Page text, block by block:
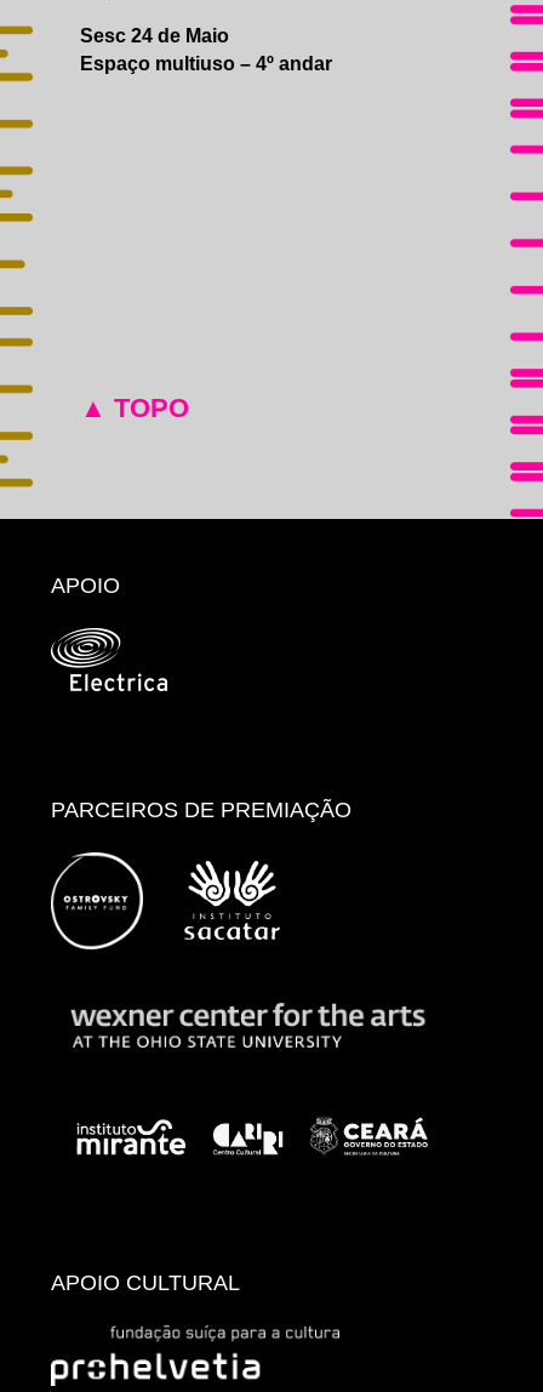
Sesc 24 de Maio
Espaço multiuso – 4º andar
▲ TOPO
APOIO
PARCEIROS DE PREMIAÇÃO
APOIO CULTURAL